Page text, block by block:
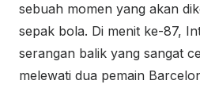
sebuah momen yang akan
sepak bola. Di menit ke-87,
serangan balik yang sangat
melewati dua pemain